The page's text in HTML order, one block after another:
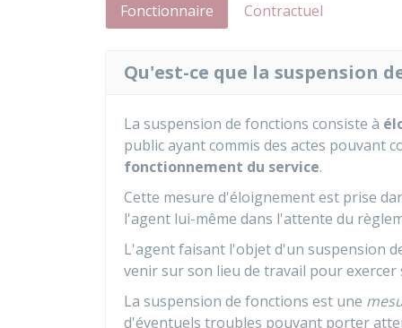
Fonctionnaire Contractuel
Qu'est-ce que la suspension
La suspension de fonctions consiste à
public ayant commis des actes pouvant
fonctionnement du service.
Cette mesure d'éloignement est prise
l'agent lui-même dans l'attente du
L'agent faisant l'objet d'un suspension
venir sur son lieu de travail pour exercer
La suspension de fonctions est une
d'éventuels troubles pouvant porter